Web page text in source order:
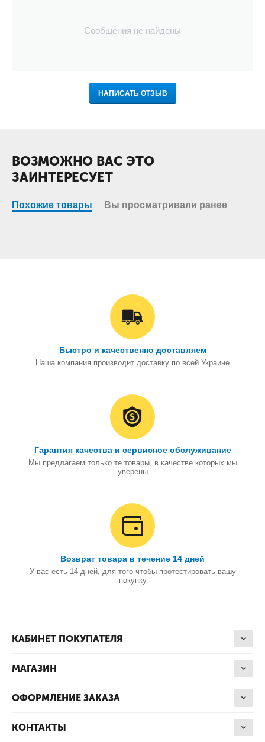
Сообщения не найдены
НАПИСАТЬ ОТЗЫВ
ВОЗМОЖНО ВАС ЭТО
ЗАИНТЕРЕСУЕТ
Похожие товары Вы просматривали ранее
Быстро и качественно доставляем
Наша компания производит доставку по всей Украине
Гарантия качества и сервисное обслуживание
Мы предлагаем только те товары, в качестве которых мы
уверены
Возврат товара в течение 14 дней
У вас есть 14 дней, для того чтобы протестировать вашу
покупку
КАБИНЕТ ПОКУПАТЕЛЯ
МАГАЗИН
ОФОРМЛЕНИЕ ЗАКАЗА
КОНТАКТЫ